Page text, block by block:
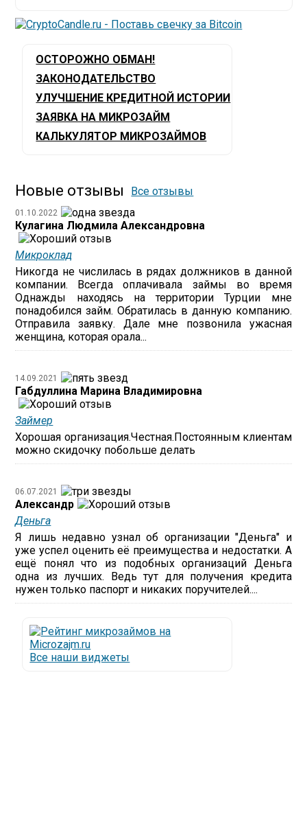
ОСТОРОЖНО ОБМАН!
ЗАКОНОДАТЕЛЬСТВО
УЛУЧШЕНИЕ КРЕДИТНОЙ ИСТОРИИ
ЗАЯВКА НА МИКРОЗАЙМ
КАЛЬКУЛЯТОР МИКРОЗАЙМОВ
Новые отзывы Все отзывы
01.10.2022
Кулагина Людмила Александровна
Микроклад
Никогда не числилась в рядах должников в данной
компании. Всегда оплачивала займы во время
Однажды находясь на территории Турции мне
понадобился займ. Обратилась в данную компанию.
Отправила заявку. Дале мне позвонила ужасная
женщина, которая орала...
14.09.2021
Габдуллина Марина Владимировна
Займер
Хорошая организация.Честная.Постоянным клиентам
можно скидочку побольше делать
06.07.2021
Александр
Деньга
Я лишь недавно узнал об организации "Деньга" и
уже успел оценить её преимущества и недостатки. А
ещё понял что из подобных организаций Деньга
одна из лучших. Ведь тут для получения кредита
нужен только паспорт и никаких поручителей....
Все наши виджеты